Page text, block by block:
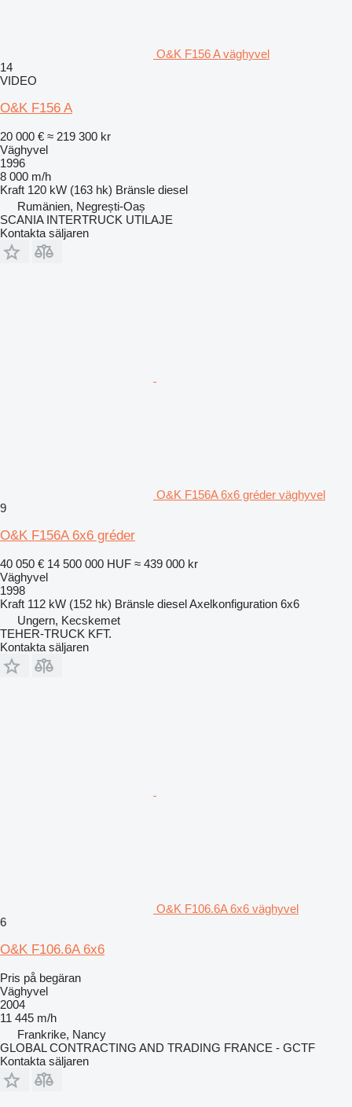
O&K F156 A väghyvel
14
VIDEO
O&K F156 A
20 000 € ≈ 219 300 kr
Väghyvel
1996
8 000 m/h
Kraft 120 kW (163 hk) Bränsle diesel
Rumänien, Negrești-Oaș
SCANIA INTERTRUCK UTILAJE
Kontakta säljaren
O&K F156A 6x6 gréder väghyvel
9
O&K F156A 6x6 gréder
40 050 € 14 500 000 HUF ≈ 439 000 kr
Väghyvel
1998
Kraft 112 kW (152 hk) Bränsle dieselAxelkonfiguration 6x6
Ungern, Kecskemet
TEHER-TRUCK KFT.
Kontakta säljaren
O&K F106.6A 6x6 väghyvel
6
O&K F106.6A 6x6
Pris på begäran
Väghyvel
2004
11 445 m/h
Frankrike, Nancy
GLOBAL CONTRACTING AND TRADING FRANCE - GCTF
Kontakta säljaren